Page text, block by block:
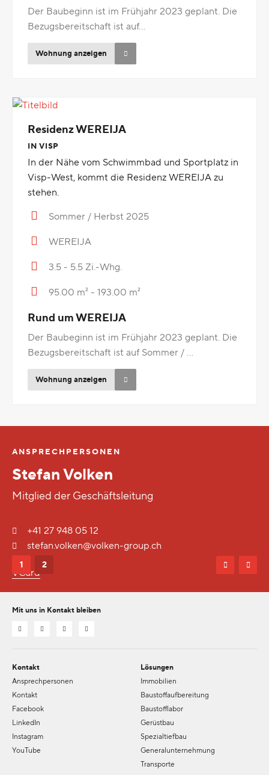
Der Baubeginn ist im Frühjahr 2023 geplant. Die
Bezugsbereitschaft ist auf...
Wohnung anzeigen
Titelbild
Residenz WEREIJA
IN VISP
In der Nähe vom Schwimmbad und Sportplatz in
Visp-West, kommt die Residenz WEREIJA zu
stehen.
Sommer / Herbst 2025
WEREIJA
3.5 - 5.5 Zi.-Whg.
95.00 m² - 193.00 m²
Rund um WEREIJA
Der Baubeginn ist im Frühjahr 2023 geplant. Die
Bezugsbereitschaft ist auf Sommer / ...
Wohnung anzeigen
ANSPRECHPERSONEN
Stefan Volken
Mitglied der Geschäftsleitung
+41 27 948 05 12
stefan.volken@volken-group.ch
VCard
1 2
Mit uns in Kontakt bleiben
Kontakt
Ansprechpersonen
Kontakt
Facebook
LinkedIn
Instagram
YouTube
Lösungen
Immobilien
Baustoffaufbereitung
Baustofflabor
Gerüstbau
Spezialtiefbau
Generalunternehmung
Transporte